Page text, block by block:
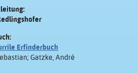
Erfinderbuch
Gatzke, André